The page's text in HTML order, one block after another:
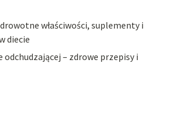
właściwości, suplementy i
diecie
odchudzającej – zdrowe przepisy i